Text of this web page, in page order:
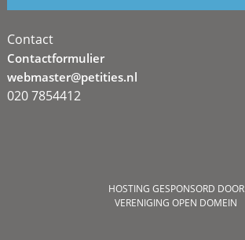
Contact
Contactformulier
webmaster@petities.nl
020 7854412
HOSTING GESPONSORD DOOR
VERENIGING OPEN DOMEIN